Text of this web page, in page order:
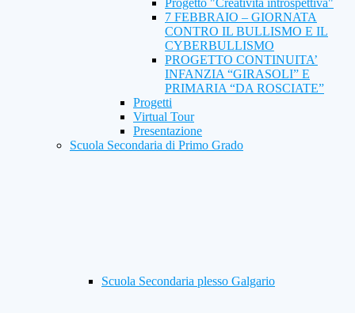
Progetto "Creatività introspettiva"
7 FEBBRAIO – GIORNATA
CONTRO IL BULLISMO E IL
CYBERBULLISMO
PROGETTO CONTINUITA’
INFANZIA “GIRASOLI” E
PRIMARIA “DA ROSCIATE”
Progetti
Virtual Tour
Presentazione
Scuola Secondaria di Primo Grado
Scuola Secondaria plesso Galgario